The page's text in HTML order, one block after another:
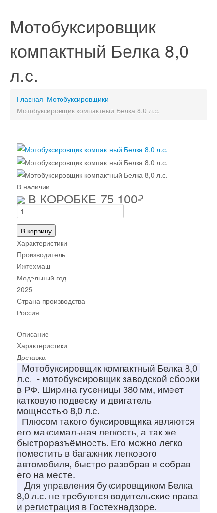
Мотобуксировщик
компактный Белка 8,0
л.с.
Главная Мотобуксировщики
Мотобуксировщик компактный Белка 8,0 л.с.
В наличии
В КОРОБКЕ 75 100₽
В корзину
Характеристики
Производитель
Ижтехмаш
Модельный год
2025
Страна производства
Россия
Описание
Характеристики
Доставка
Мотобуксировщик компактный Белка 8,0
л.с. - мотобуксировщик заводской сборки
в РФ. Ширина гусеницы 380 мм, имеет
катковую подвеску и двигатель
мощностью 8,0 л.с.
Плюсом такого буксировщика являются
его максимальная легкость, а так же
быстроразъёмность. Его можно легко
поместить в багажник легкового
автомобиля, быстро разобрав и собрав
его на месте.
Для управления буксировщиком Белка
8,0 л.с. не требуются водительские права
и регистрация в Гостехнадзоре.